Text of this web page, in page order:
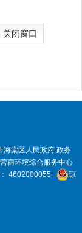
关闭窗口
海棠区人民政府.政务
商环境综合服务中心
4602000055
琼